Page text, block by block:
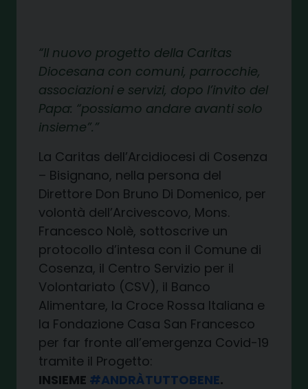
Il nuovo progetto della Caritas
Diocesana con comuni, parrocchie,
associazioni e servizi, dopo l’invito del
Papa: “possiamo andare avanti solo
insieme”.
La Caritas dell’Arcidiocesi di Cosenza
– Bisignano, nella persona del
Direttore Don Bruno Di Domenico, per
volontà dell’Arcivescovo, Mons.
Francesco Nolè, sottoscrive un
protocollo d’intesa con il Comune di
Cosenza, il Centro Servizio per il
Volontariato (CSV), il Banco
Alimentare, la Croce Rossa Italiana e
la Fondazione Casa San Francesco
per far fronte all’emergenza Covid-19
tramite il Progetto:
INSIEME #ANDRÀTUTTOBENE.